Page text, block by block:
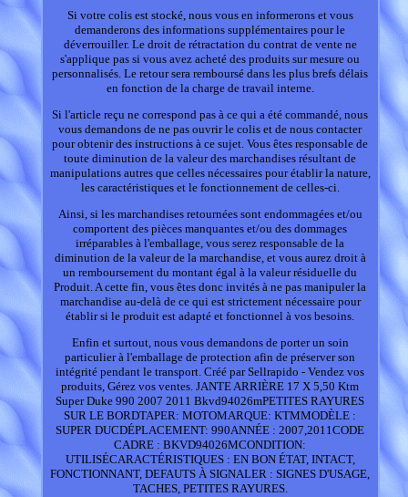
Si votre colis est stocké, nous vous en informerons et vous
demanderons des informations supplémentaires pour le
déverrouiller. Le droit de rétractation du contrat de vente ne
s'applique pas si vous avez acheté des produits sur mesure ou
personnalisés. Le retour sera remboursé dans les plus brefs délais
en fonction de la charge de travail interne.
Si l'article reçu ne correspond pas à ce qui a été commandé, nous
vous demandons de ne pas ouvrir le colis et de nous contacter
pour obtenir des instructions à ce sujet. Vous êtes responsable de
toute diminution de la valeur des marchandises résultant de
manipulations autres que celles nécessaires pour établir la nature,
les caractéristiques et le fonctionnement de celles-ci.
Ainsi, si les marchandises retournées sont endommagées et/ou
comportent des pièces manquantes et/ou des dommages
irréparables à l'emballage, vous serez responsable de la
diminution de la valeur de la marchandise, et vous aurez droit à
un remboursement du montant égal à la valeur résiduelle du
Produit. A cette fin, vous êtes donc invités à ne pas manipuler la
marchandise au-delà de ce qui est strictement nécessaire pour
établir si le produit est adapté et fonctionnel à vos besoins.
Enfin et surtout, nous vous demandons de porter un soin
particulier à l'emballage de protection afin de préserver son
intégrité pendant le transport. Créé par Sellrapido - Vendez vos
produits, Gérez vos ventes. JANTE ARRIÈRE 17 X 5,50 Ktm
Super Duke 990 2007 2011 Bkvd94026mPETITES RAYURES
SUR LE BORDTAPER: MOTOMARQUE: KTMMODÈLE :
SUPER DUCDÉPLACEMENT: 990ANNÉE : 2007,2011CODE
CADRE : BKVD94026MCONDITION:
UTILISÉCARACTÉRISTIQUES : EN BON ÉTAT, INTACT,
FONCTIONNANT, DEFAUTS À SIGNALER : SIGNES D'USAGE,
TACHES, PETITES RAYURES.